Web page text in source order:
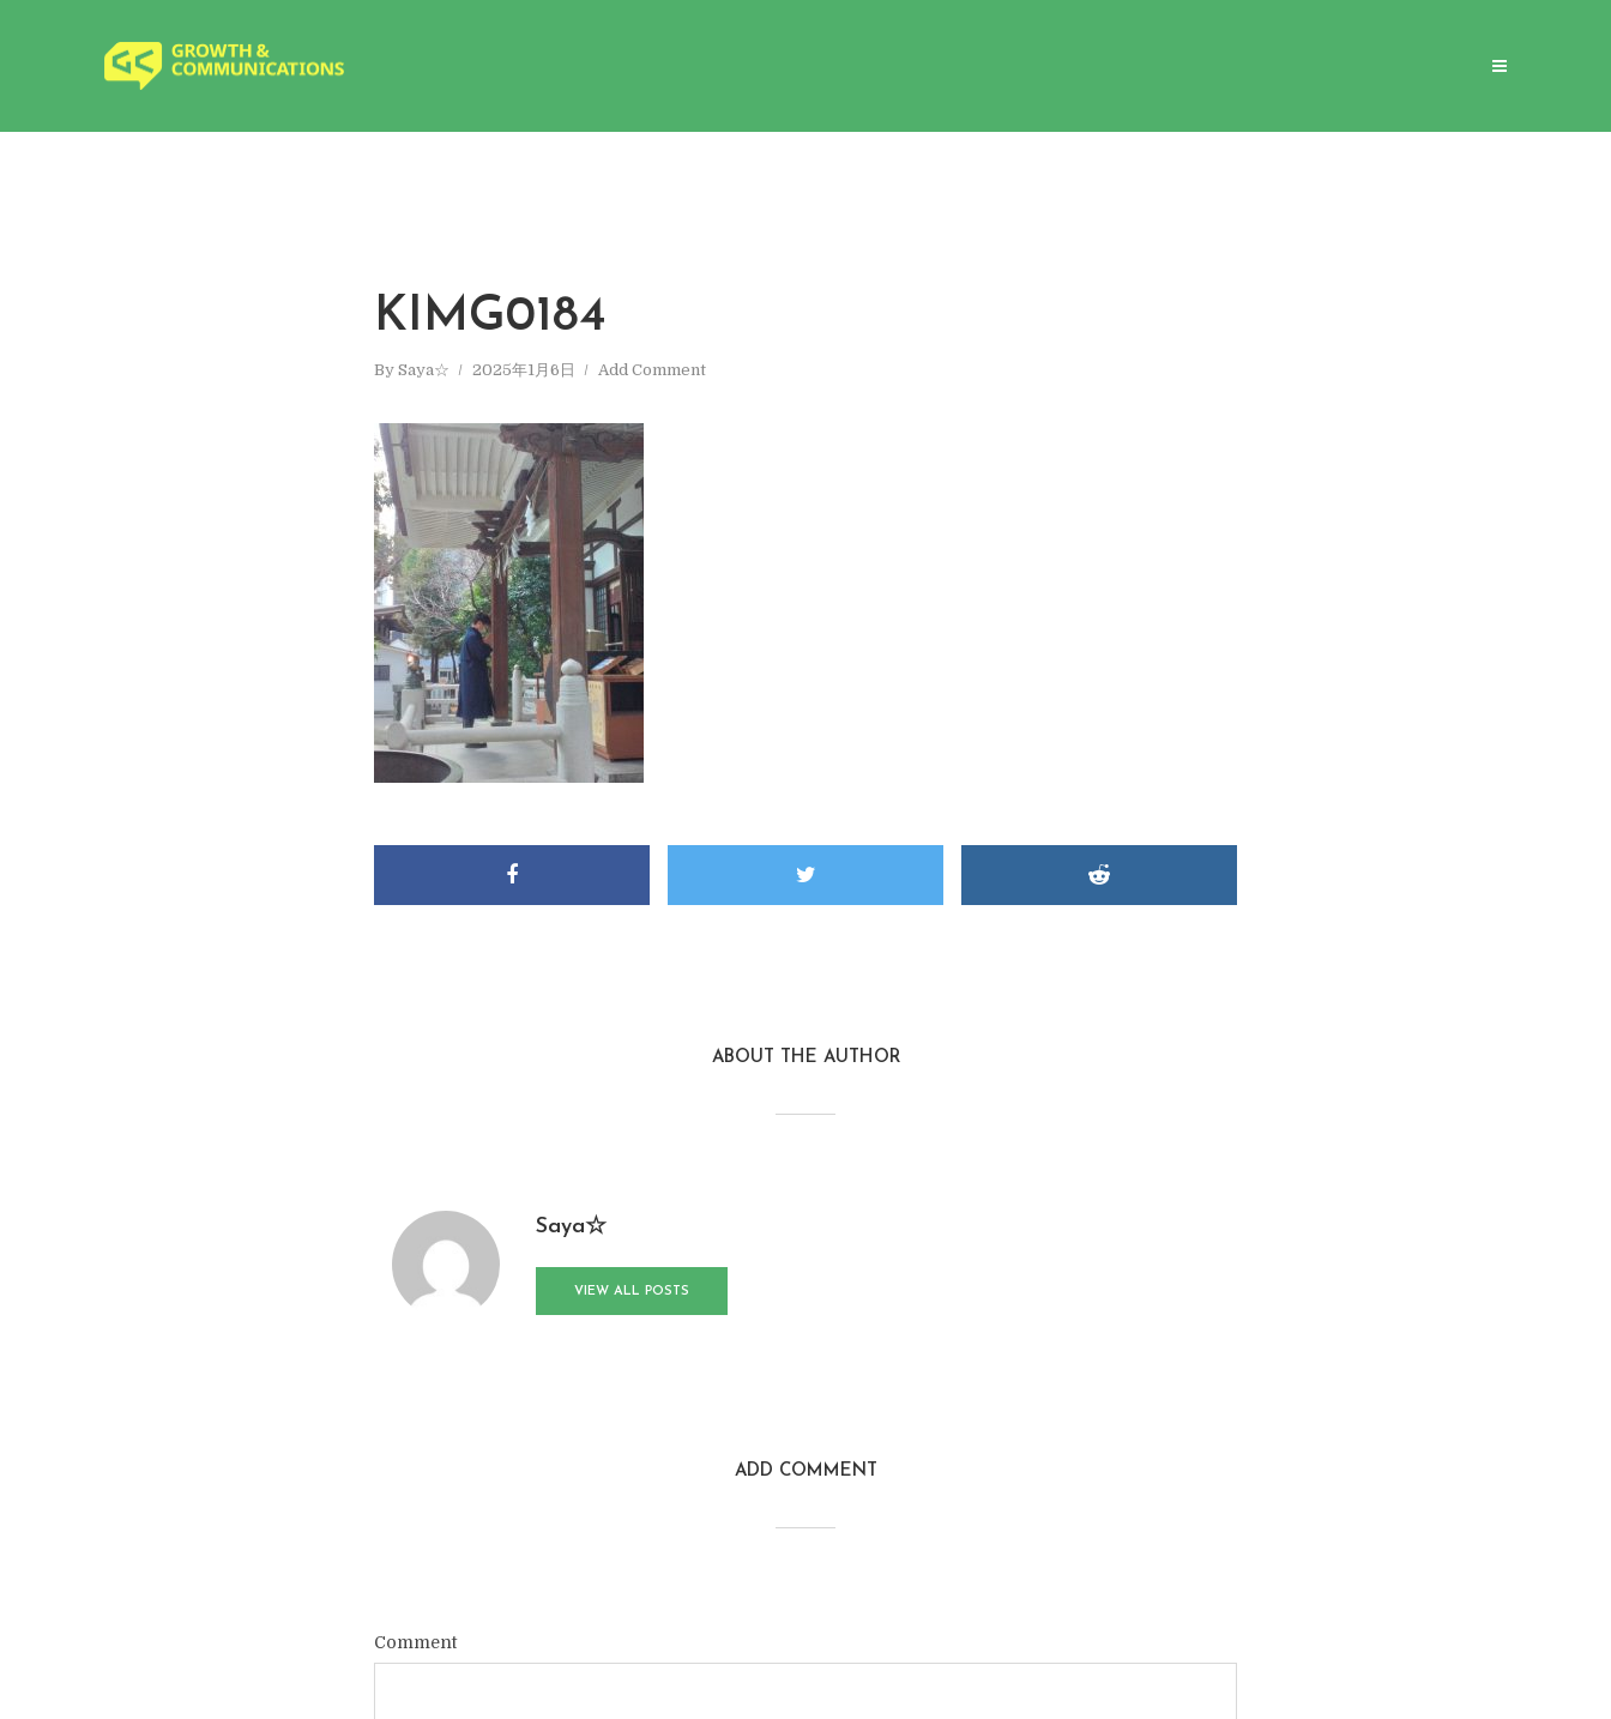
KIMG0184
By Saya☆ 2025年1月6日 Add Comment
ABOUT THE AUTHOR
Saya☆
VIEW ALL POSTS
ADD COMMENT
Comment